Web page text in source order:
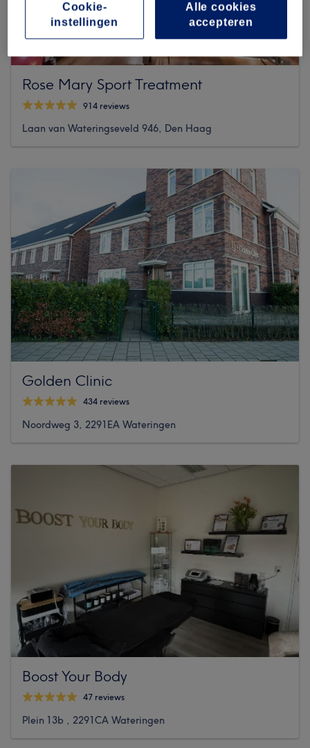
Rose Mary Sport Treatment
914 reviews
Laan van Wateringseveld 946, Den Haag
Golden Clinic
434 reviews
Noordweg 3, 2291EA Wateringen
Boost Your Body
47 reviews
Plein 13b , 2291CA Wateringen
Alle cookies
accepteren
Cookie-
instellingen